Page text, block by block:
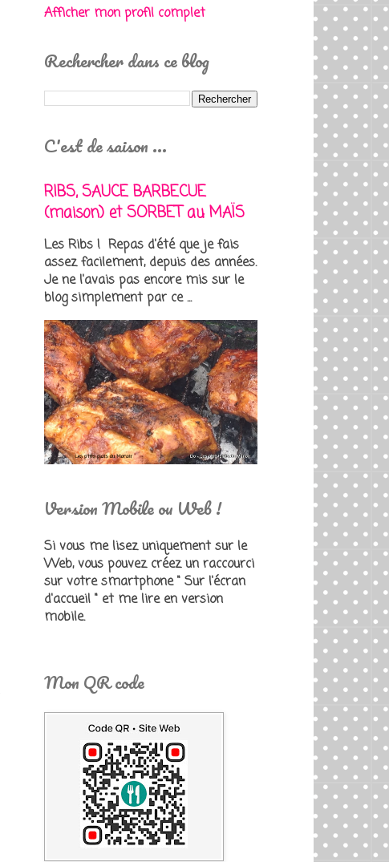
Afficher mon profil complet
Rechercher dans ce blog
C'est de saison ...
RIBS, SAUCE BARBECUE
(maison) et SORBET au MAÏS
Les Ribs ! Repas d'été que je fais
assez facilement, depuis des années.
Je ne l'avais pas encore mis sur le
blog simplement par ce ...
Version Mobile ou Web !
Si vous me lisez uniquement sur le
Web, vous pouvez créez un raccourci
sur votre smartphone " Sur l'écran
d'accueil " et me lire en version
mobile.
Mon QR code